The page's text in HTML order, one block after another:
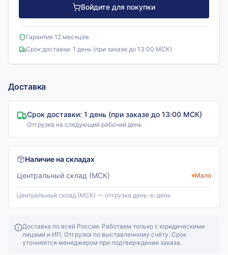
Войдите для покупки
Гарантия 12 месяцев
Срок доставки: 1 день (при заказе до 13:00 МСК)
Доставка
Срок доставки: 1 день (при заказе до 13:00 МСК)
Отгрузка на следующий рабочий день
Наличие на складах
Центральный склад (МСК)
Мало
Центральный склад (МСК) — отгрузка день-в-день
Доставка по всей России. Работаем только с юридическими
лицами и ИП. Отгрузка по выставленному счёту. Срок
уточняется менеджером при подтверждении заказа.